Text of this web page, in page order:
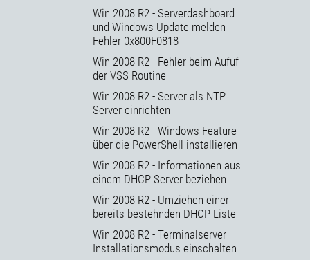
Win 2008 R2 - Serverdashboard
und Windows Update melden
Fehler 0x800F0818
Win 2008 R2 - Fehler beim Aufuf
der VSS Routine
Win 2008 R2 - Server als NTP
Server einrichten
Win 2008 R2 - Windows Feature
über die PowerShell installieren
Win 2008 R2 - Informationen aus
einem DHCP Server beziehen
Win 2008 R2 - Umziehen einer
bereits bestehnden DHCP Liste
Win 2008 R2 - Terminalserver
Installationsmodus einschalten